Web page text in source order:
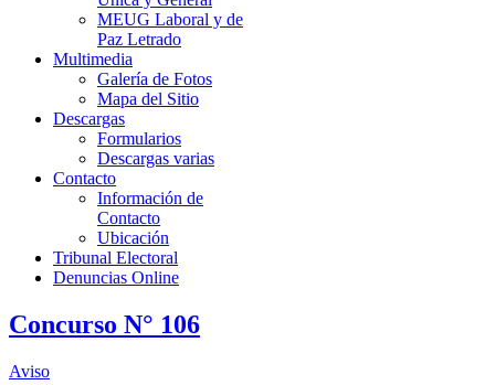
MEUG Laboral y de
Paz Letrado
Multimedia
Galería de Fotos
Mapa del Sitio
Descargas
Formularios
Descargas varias
Contacto
Información de
Contacto
Ubicación
Tribunal Electoral
Denuncias Online
Concurso N° 106
Aviso